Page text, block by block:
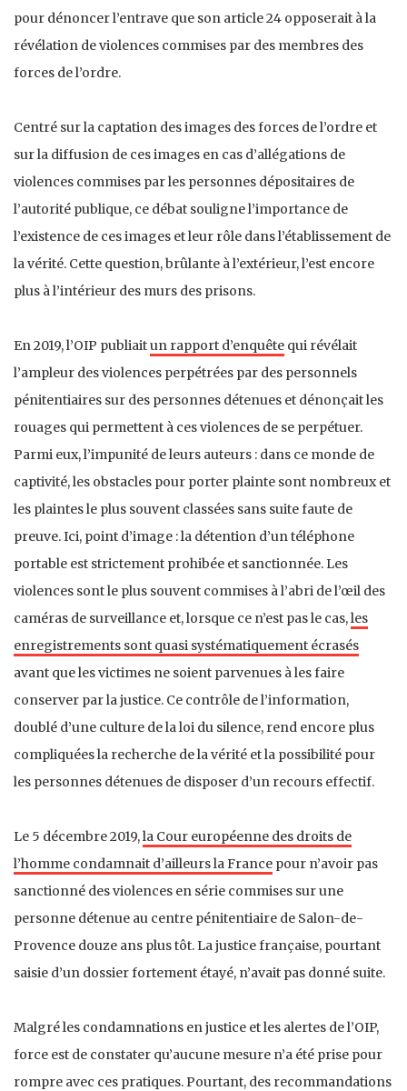
pour dénoncer l’entrave que son article 24 opposerait à la
révélation de violences commises par des membres des
forces de l’ordre.
Centré sur la captation des images des forces de l’ordre et
sur la diffusion de ces images en cas d’allégations de
violences commises par les personnes dépositaires de
l’autorité publique, ce débat souligne l’importance de
l’existence de ces images et leur rôle dans l’établissement de
la vérité. Cette question, brûlante à l’extérieur, l’est encore
plus à l’intérieur des murs des prisons.
En 2019, l’OIP publiaitun rapport d’enquête qui révélait
l’ampleur des violences perpétrées par des personnels
pénitentiaires sur des personnes détenues et dénonçait les
rouages qui permettent à ces violences de se perpétuer.
Parmi eux, l’impunité de leurs auteurs : dans ce monde de
captivité, les obstacles pour porter plainte sont nombreux et
les plaintes le plus souvent classées sans suite faute de
preuve. Ici, point d’image : la détention d’un téléphone
portable est strictement prohibée et sanctionnée. Les
violences sont le plus souvent commises à l’abri de l’œil des
caméras de surveillance et, lorsque ce n’est pas le cas,les
enregistrements sont quasi systématiquement écrasés
avant que les victimes ne soient parvenues à les faire
conserver par la justice. Ce contrôle de l’information,
doublé d’une culture de la loi du silence, rend encore plus
compliquées la recherche de la vérité et la possibilité pour
les personnes détenues de disposer d’un recours effectif.
Le 5 décembre 2019,la Cour européenne des droits de
l’homme condamnait d’ailleurs la France pour n’avoir pas
sanctionné des violences en série commises sur une
personne détenue au centre pénitentiaire de Salon-de-
Provence douze ans plus tôt. La justice française, pourtant
saisie d’un dossier fortement étayé, n’avait pas donné suite.
Malgré les condamnations en justice et les alertes de l’OIP,
force est de constater qu’aucune mesure n’a été prise pour
rompre avec ces pratiques. Pourtant, des recommandations